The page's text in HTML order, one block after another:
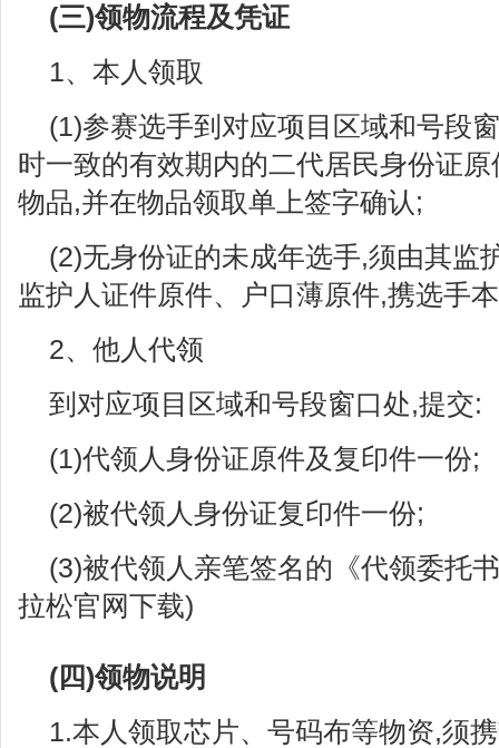
(三)领物流程及凭证
1、本人领取
(1)参赛选手到对应项目区域和号段
时一致的有效期内的二代居民身份证
物品,并在物品领取单上签字确认;
(2)无身份证的未成年选手,须由其监
监护人证件原件、户口薄原件,携选手
2、他人代领
到对应项目区域和号段窗口处,提交:
(1)代领人身份证原件及复印件一份;
(2)被代领人身份证复印件一份;
(3)被代领人亲笔签名的《代领委托
拉松官网下载)
(四)领物说明
1.本人领取芯片、号码布等物资,须